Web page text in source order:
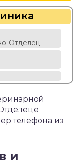
Отделец
телефона из
и